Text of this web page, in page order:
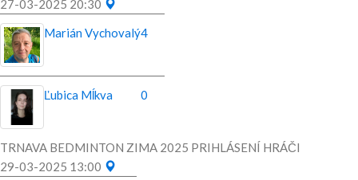
27-03-2025 20:30
Marián Vychovalý4
Ľubica Mĺkva 0
TRNAVA BEDMINTON ZIMA 2025 PRIHLÁSENÍ HRÁČI
29-03-2025 13:00